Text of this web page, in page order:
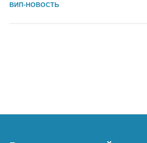
ВИП-НОВОСТЬ